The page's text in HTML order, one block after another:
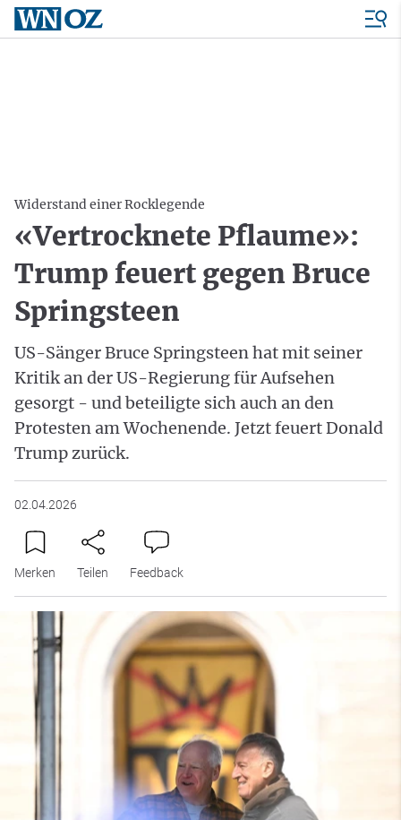
Widerstand einer Rocklegende
«Vertrocknete Pflaume»:
Trump feuert gegen Bruce
Springsteen
US-Sänger Bruce Springsteen hat mit seiner
Kritik an der US-Regierung für Aufsehen
gesorgt - und beteiligte sich auch an den
Protesten am Wochenende. Jetzt feuert Donald
Trump zurück.
02.04.2026
Merken Teilen Feedback